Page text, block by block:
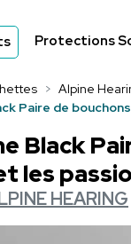
Protections
Alpine
Paire de
Black
les
HEARING